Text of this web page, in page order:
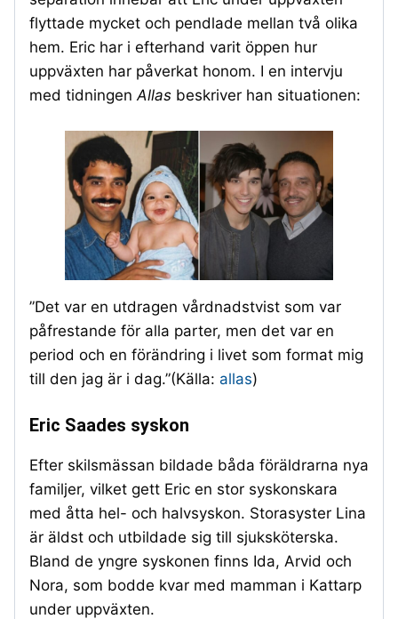
flyttade mycket och pendlade mellan två olika
hem. Eric har i efterhand varit öppen hur
uppväxten har påverkat honom. I en intervju
med tidningenAllas beskriver han situationen:
”Det var en utdragen vårdnadstvist som var
påfrestande för alla parter, men det var en
period och en förändring i livet som format mig
till den jag är i dag.”(Källa: allas)
Eric Saades syskon
Efter skilsmässan bildade båda föräldrarna nya
familjer, vilket gett Eric en stor syskonskara
med åtta hel- och halvsyskon. Storasyster Lina
är äldst och utbildade sig till sjuksköterska.
Bland de yngre syskonen finns Ida, Arvid och
Nora, som bodde kvar med mamman i Kattarp
under uppväxten.